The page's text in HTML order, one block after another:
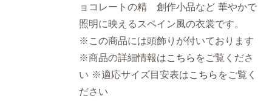
ョコレートの精 創作小品など 華やかで
照明に映えるスペイン風の衣裳です。
※この商品には頭飾りが付いております
※商品の詳細情報はこちら をご覧くださ
い ※適応サイズ目安表はこちら をご覧く
ださい